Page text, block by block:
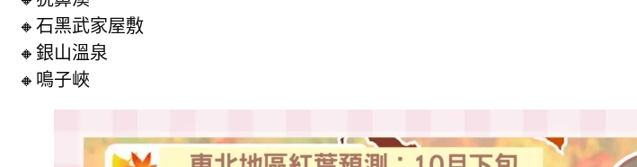
🔸石黑武家屋敷
🔸銀山溫泉
🔸鳴子峽